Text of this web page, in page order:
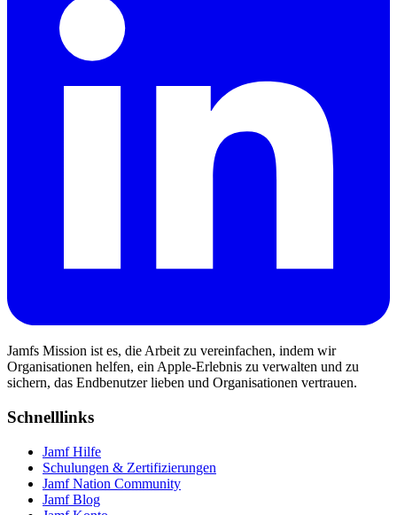
Jamfs Mission ist es, die Arbeit zu vereinfachen, indem wir
Organisationen helfen, ein Apple-Erlebnis zu verwalten und zu
sichern, das Endbenutzer lieben und Organisationen vertrauen.
Schnelllinks
Jamf Hilfe
Schulungen & Zertifizierungen
Jamf Nation Community
Jamf Blog